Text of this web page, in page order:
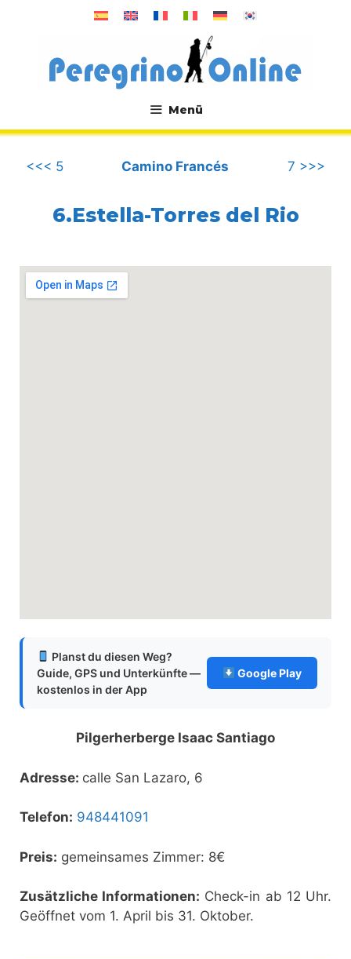
Menü
.
<<< 5
Camino Francés 7 >>>
6.Estella-Torres del Rio
Planst du diesen Weg?
Guide, GPS und Unterkünfte —
kostenlos in der App
Google Play
Pilgerherberge Isaac Santiago
Adresse: calle San Lazaro, 6
Telefon: 948441091
Preis: gemeinsames Zimmer: 8€
Zusätzliche Informationen: Check-in ab 12 Uhr.
Geöffnet vom 1. April bis 31. Oktober.